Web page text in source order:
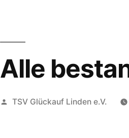
Alle
Veröffentlicht
TSV Glückauf Linden e.V.